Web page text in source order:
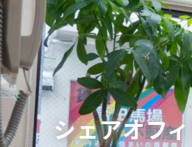
シェアオフ